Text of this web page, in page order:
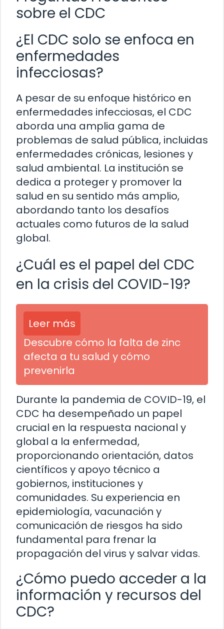
sobre el CDC
¿El CDC solo se enfoca en
enfermedades
infecciosas?
A pesar de su enfoque histórico en
enfermedades infecciosas, el CDC
aborda una amplia gama de
problemas de salud pública, incluidas
enfermedades crónicas, lesiones y
salud ambiental. La institución se
dedica a proteger y promover la
salud en su sentido más amplio,
abordando tanto los desafíos
actuales como futuros de la salud
global.
¿Cuál es el papel del CDC
en la crisis del COVID-19?
Leer más
Descubre cómo la falta de zinc
afecta a tu salud y cómo
prevenirla
Durante la pandemia de COVID-19, el
CDC ha desempeñado un papel
crucial en la respuesta nacional y
global a la enfermedad,
proporcionando orientación, datos
científicos y apoyo técnico a
gobiernos, instituciones y
comunidades. Su experiencia en
epidemiología, vacunación y
comunicación de riesgos ha sido
fundamental para frenar la
propagación del virus y salvar vidas.
¿Cómo puedo acceder a la
información y recursos del
CDC?